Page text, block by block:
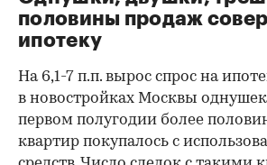
половины продаж
ипотеку
На 6,1-7 п.п. вырос спрос на
в новостройках Москвы
первом полугодии более
квартир покупалось с